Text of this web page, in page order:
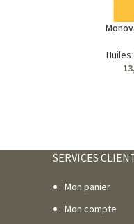
SERVICES
Mon panier
Mon compte